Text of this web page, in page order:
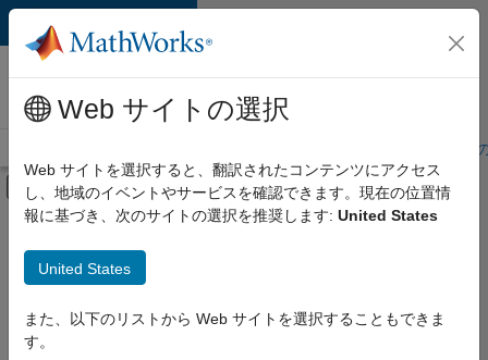
コンテンツへスキップ
MathWorks 採用
情報
学生・キャリア初期
オフキャンバス ナビゲーション メ
メインコンテンツ
絞り込み条件
カスタマー サポート
インサイド セールス
セールス オペレーション
Web サイトの選択
Web サイトを選択すると、翻訳されたコンテンツにアクセス
し、地域のイベントやサービスを確認できます。現在の位置情
報に基づき、次のサイトの選択を推奨します: United States
United States
また、以下のリストから Web サイトを選択することもできま
す。